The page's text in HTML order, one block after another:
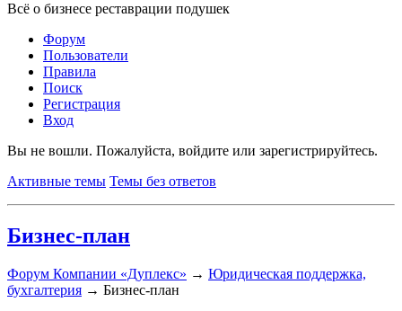
Всё о бизнесе реставрации подушек
Форум
Пользователи
Правила
Поиск
Регистрация
Вход
Вы не вошли. Пожалуйста, войдите или зарегистрируйтесь.
Активные темы Темы без ответов
Бизнес-план
Форум Компании «Дуплекс» → Юридическая поддержка,
бухгалтерия → Бизнес-план